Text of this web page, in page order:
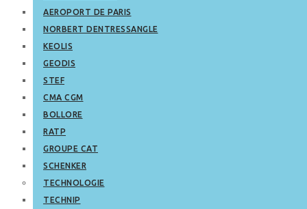
AEROPORT DE PARIS
NORBERT DENTRESSANGLE
KEOLIS
GEODIS
STEF
CMA CGM
BOLLORE
RATP
GROUPE CAT
SCHENKER
TECHNOLOGIE
TECHNIP